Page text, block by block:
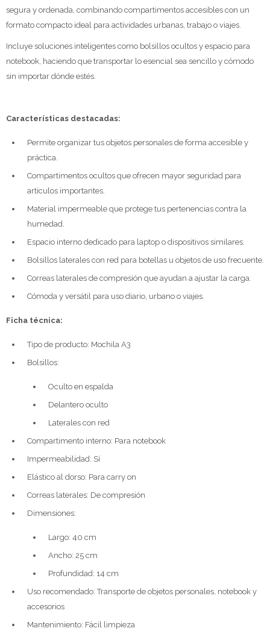
segura y ordenada, combinando compartimentos accesibles con un
formato compacto ideal para actividades urbanas, trabajo o viajes.
Incluye soluciones inteligentes como bolsillos ocultos y espacio para
notebook, haciendo que transportar lo esencial sea sencillo y cómodo
sin importar dónde estés.
Características destacadas:
Permite organizar tus objetos personales de forma accesible y
práctica.
Compartimentos ocultos que ofrecen mayor seguridad para
artículos importantes.
Material impermeable que protege tus pertenencias contra la
humedad.
Espacio interno dedicado para laptop o dispositivos similares.
Bolsillos laterales con red para botellas u objetos de uso frecuente.
Correas laterales de compresión que ayudan a ajustar la carga.
Cómoda y versátil para uso diario, urbano o viajes.
Ficha técnica:
Tipo de producto: Mochila A3
Bolsillos:
Oculto en espalda
Delantero oculto
Laterales con red
Compartimento interno: Para notebook
Impermeabilidad: Sí
Elástico al dorso: Para carry on
Correas laterales: De compresión
Dimensiones:
Largo: 40 cm
Ancho: 25 cm
Profundidad: 14 cm
Uso recomendado: Transporte de objetos personales, notebook y
accesorios
Mantenimiento: Fácil limpieza